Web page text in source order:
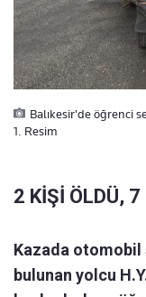
Balıkesir'de öğrenci
1. Resim
2 KİŞİ ÖLDÜ, 7
Kazada otomobil
bulunan yolcu